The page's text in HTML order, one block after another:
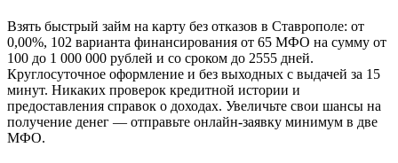
Взять быстрый займ на карту без отказов в Ставрополе: от
0,00%, 102 варианта финансирования от 65 МФО на сумму от
100 до 1 000 000 рублей и со сроком до 2555 дней.
Круглосуточное оформление и без выходных с выдачей за 15
минут. Никаких проверок кредитной истории и
предоставления справок о доходах. Увеличьте свои шансы на
получение денег — отправьте онлайн-заявку минимум в две
МФО.